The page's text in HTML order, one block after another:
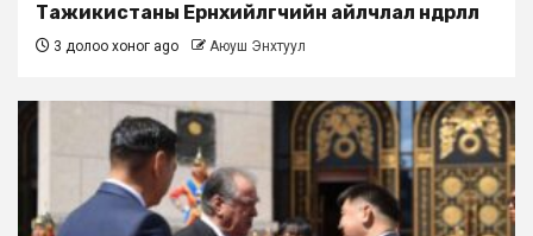
Тажикистаны Ерөнхийлөгчийн айлчлал өндөрлөлөө
3 долоо хоног ago Аюуш Энхтуул